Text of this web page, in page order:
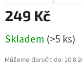
249 Kč
cena:
Skladem (>5 ks)
Můžeme doručit do: